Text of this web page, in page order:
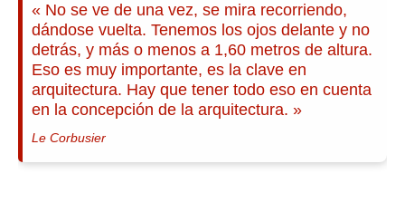
« No se ve de una vez, se mira recorriendo,
dándose vuelta. Tenemos los ojos delante y no
detrás, y más o menos a 1,60 metros de altura.
Eso es muy importante, es la clave en
arquitectura. Hay que tener todo eso en cuenta
en la concepción de la arquitectura. »
Le Corbusier